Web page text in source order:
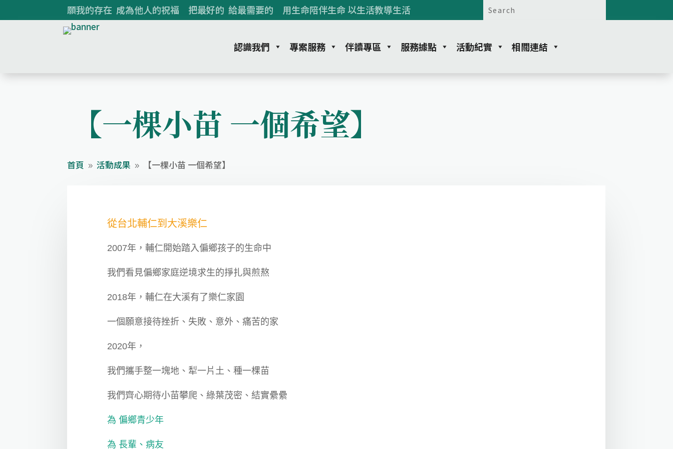
願我的存在 成為他人的祝福 把最好的 給最需要的 用生命陪伴生命 以生活教導生活
認識我們 專案服務 伴讀專區 服務據點 活動紀實 相關連結
【一棵小苗 一個希望】
首頁 9 活動成果 9 【一棵小苗 一個希望】
從台北輔仁到大溪樂仁
2007年，輔仁開始踏入偏鄉孩子的生命中
我們看見偏鄉家庭逆境求生的掙扎與煎熬
2018年，輔仁在大溪有了樂仁家園
一個願意接待挫折、失敗、意外、痛苦的家
2020年，
我們攜手整一塊地、犁一片土、種一棵苗
我們齊心期待小苗攀爬、綠葉茂密、結實纍纍
為 偏鄉青少年
為 長輩、病友